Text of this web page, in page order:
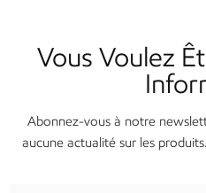
Vous Voulez
Abonnez-vous à notre
aucune actualité sur les